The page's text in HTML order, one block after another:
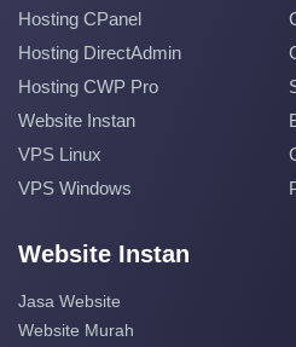
Hosting CPanel
Hosting DirectAdmin
Hosting CWP Pro
Website Instan
VPS Linux
VPS Windows
Website Instan
Jasa Website
Website Murah